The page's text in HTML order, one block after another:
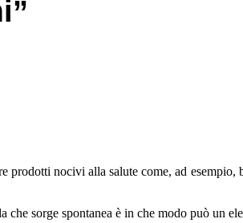
nocivi alla salute come, ad esempio,
sorge spontanea è in che modo può un